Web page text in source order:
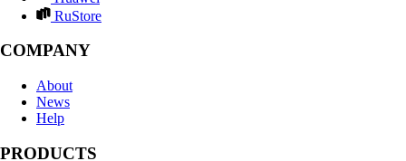
RuStore
COMPANY
About
News
Help
PRODUCTS